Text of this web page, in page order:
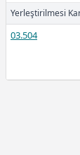
Yerleştirilmesi
03.504